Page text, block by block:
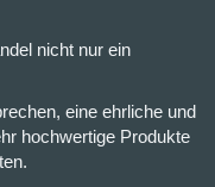
nicht nur ein
eine ehrliche und
hochwertige Produkte